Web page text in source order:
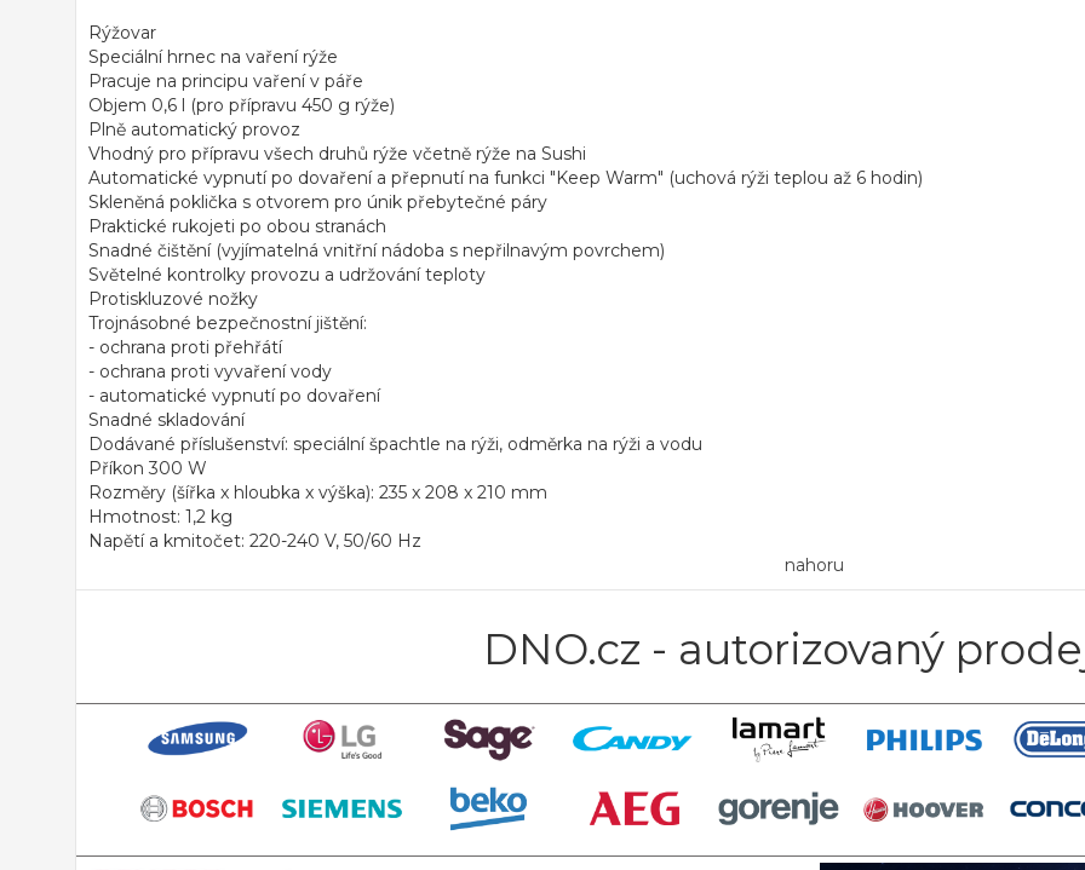
Rýžovar
Speciální hrnec na vaření rýže
Pracuje na principu vaření v páře
Objem 0,6 l (pro přípravu 450 g rýže)
Plně automatický provoz
Vhodný pro přípravu všech druhů rýže včetně rýže na Sushi
Automatické vypnutí po dovaření a přepnutí na funkci "Keep Warm" (uchová rýži teplou až 6 hodin)
Skleněná poklička s otvorem pro únik přebytečné páry
Praktické rukojeti po obou stranách
Snadné čištění (vyjímatelná vnitřní nádoba s nepřilnavým povrchem)
Světelné kontrolky provozu a udržování teploty
Protiskluzové nožky
Trojnásobné bezpečnostní jištění:
- ochrana proti přehřátí
- ochrana proti vyvaření vody
- automatické vypnutí po dovaření
Snadné skladování
Dodávané příslušenství: speciální špachtle na rýži, odměrka na rýži a vodu
Příkon 300 W
Rozměry (šířka x hloubka x výška): 235 x 208 x 210 mm
Hmotnost: 1,2 kg
Napětí a kmitočet: 220-240 V, 50/60 Hz
nahoru
DNO.cz - autorizovaný